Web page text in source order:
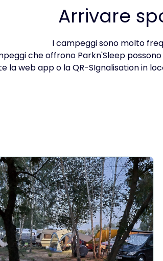
Arrivare
I campeggi sono molto
che offrono Parkn'Sleep
la web app o la QR-SIgnalisation in